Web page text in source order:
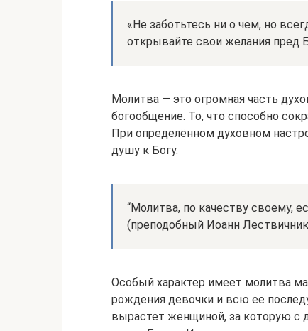
«Не заботьтесь ни о чем, но
открывайте свои желания пред
Молитва — это огромная часть
богообщение. То, что способно
При определённом духовном
душу к Богу.
“Молитва, по качеству своему,
(преподобный Иоанн
Особый характер имеет молитва
рождения девочки и всю её
вырастет женщиной, за которую с